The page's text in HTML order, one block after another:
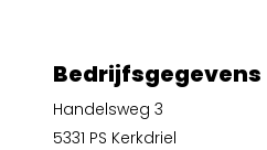
Bedrijfsgegevens
Handelsweg 3
5331 PS Kerkdriel